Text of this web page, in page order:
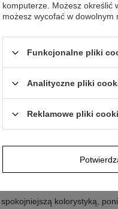
nie tylko wisiorek, ale
całość prezentuje się
podstawowych elementów
serduszkiem podkreśla
nadają całości ozdobny
jest łańcuszek
ze srebra próby 925
się eleganckie białe
do wielu zestawów?
się jako delikatny
charakterze. Motyw
kolorystyką,
komputerze. Możesz określić
możesz wycofać w
Funkcjonalne pliki
Analityczne pliki
Reklamowe pliki